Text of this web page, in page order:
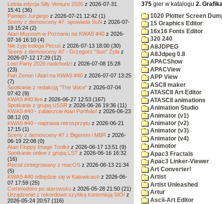
Letnia edycja Silly Venture 2026 z 2026-07-31
15:41 (36)
Pamięci Jurgiego z 2026-07-21 12:42 (1)
Sceny z demosceny #7: opowiada SuN z 2026-07-
19 15:24 (2)
Atari Muzeum w Poznaniu na KWAS #40 z 2026-
07-16 16:10 (4)
Nie żyje kolega Pecuś z 2026-07-13 18:00 (30)
Sceny z demosceny #7 - Grzegorz "Sun" Żyła z
2026-07-12 17:29 (12)
Lost Party 2026 nadchodzi z 2026-07-08 15:28
(23)
Pan Zenon i Atari na KWAS #40 z 2026-07-07 13:25
(7)
Spotkanie z redakcją "The Voice" z 2026-07-04
07:42 (9)
KWAS #40 live z 2026-06-27 12:53 (167)
Spotkanie z grupą USSR z 2026-06-26 19:36 (11)
KWAS #40 - zabierzcie Atari Portfolio! z 2026-06-23
08:12 (0)
KWAS #40 - naprawa retrosprzętu z 2026-06-21
17:15 (1)
Sceny z demosceny #7 z Bigerem i MBR z 2026-
06-19 22:08 (0)
Atari Floppy Image Toolkit z 2026-06-17 13:51 (9)
Spotkanie online z grupą LST z 2026-06-16 16:32
(16)
Recoil zintegrowany z macOS z 2026-06-13 21:34
(5)
KWAS #40 odbędzie się w Katowicach z 2026-06-
07 17:59 (25)
Commodore po atarowsku z 2026-05-28 21:50 (21)
Urządzenie z rekordowo szybką transmisją SIO! z
2026-05-24 20:57 (116)
375 gier w katalogu 2.
1020 Plotter Screen
15 Graphics Editor
16x16 Fonts Editor
320 240
A8JDPEG
A8Jdpeg 0.8
APACShow
APACView
APP View
ASCII maker
ATASCII Art Editor
ATASCII animations
Animation Studio
Animator (v1)
Animator (v2)
Animator (v3)
Animator (v4)
Animotor
Apac3 Fractals
Apac3 Linker-Viewer
Art Converter!
Artist
Artist Unleashed
Artur
Ascii-Art Editor